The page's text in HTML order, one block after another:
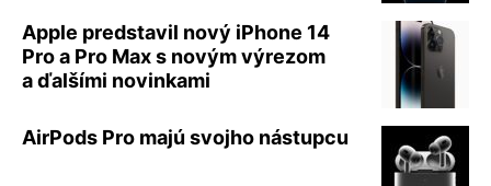
Apple predstavil nový iPhone 14
Pro a Pro Max s novým výrezom
a ďalšími novinkami
AirPods Pro majú svojho nástupcu